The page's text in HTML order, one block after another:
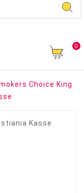
0
Choice King